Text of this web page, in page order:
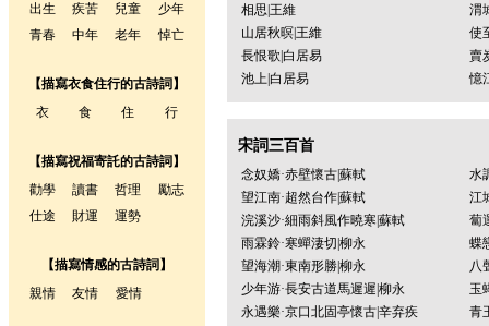
出生
疾苦 兒童
少年
青春
中年 老年 悼亡
【描寫衣食住行的古詩詞】
衣
食 住 行
【描寫祝福寄託的古詩詞】
勸學
讀書 哲理
勵志
仕途
財運 運勢
【描寫情感的古詩詞】
親情
友情 愛情
相思|王維
渭
山居秋暝|王維
使
長恨歌|白居易
賣
池上|白居易
憶
宋詞三百首
念奴嬌·赤壁懷古|蘇軾
水
望江南·超然台作|蘇軾
江
浣溪沙·細雨斜風作曉寒|蘇軾
蔔
雨霖鈴·寒蟬淒切|柳永
蝶
望海潮·東南形勝|柳永
八
少年游·長安古道馬遲遲|柳永
玉
永遇樂·京口北固亭懷古|辛弃疾
青